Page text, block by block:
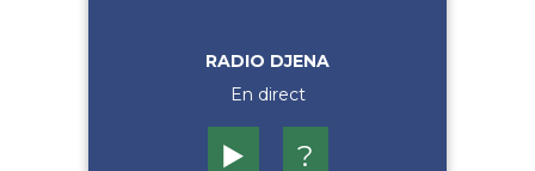
RADIO DJENA
En direct
▶️ ?